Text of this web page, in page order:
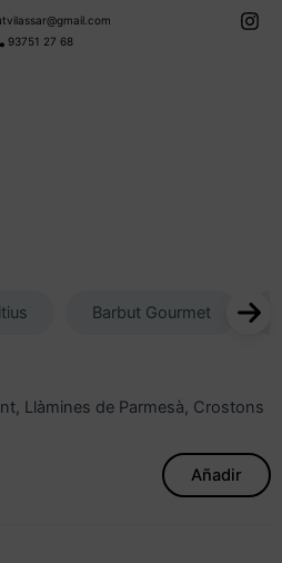
93751 27 68
Barbut Gourmet
Llàmines de Parmesà, Crostons
Añadir